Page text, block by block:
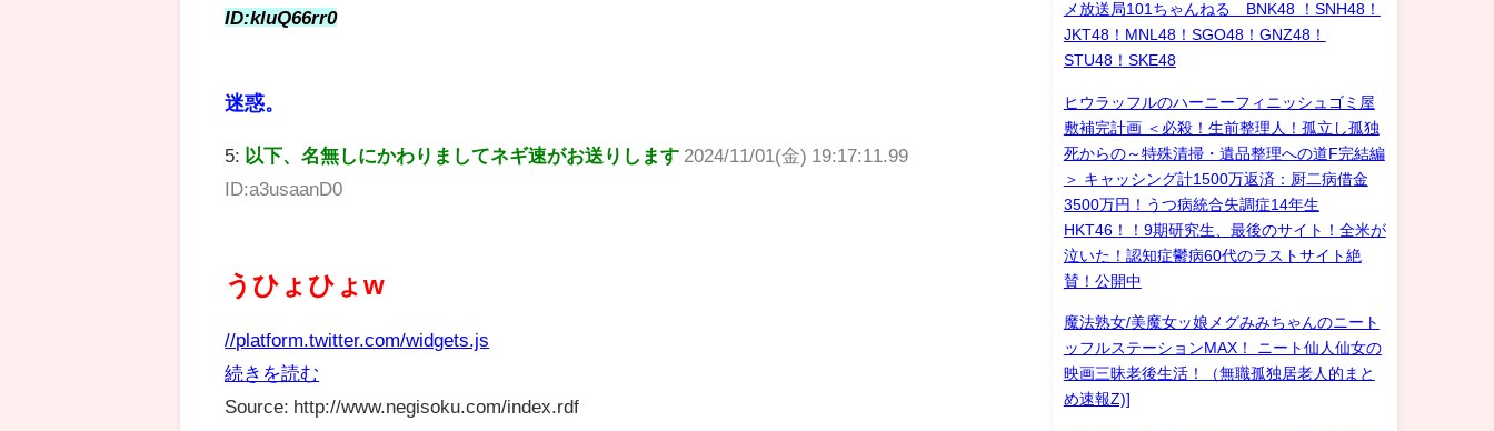
ID:kluQ66rr0
迷惑。
5: 以下、名無しにかわりましてネギ速がお送りします 2024/11/01(金) 19:17:11.99
ID:a3usaanD0
うひょひょw
//platform.twitter.com/widgets.js
続きを読む
Source: http://www.negisoku.com/index.rdf
メ放送局101ちゃんねる BNK48 ！SNH48！
JKT48！MNL48！SGO48！GNZ48！
STU48！SKE48
ヒウラッフルのハーニーフィニッシュゴミ屋
敷補完計画 ＜必殺！生前整理人！孤立し孤独
死からの～特殊清掃・遺品整理への道F完結編
＞ キャッシング計1500万返済：厨二病借金
3500万円！うつ病統合失調症14年生
HKT46！！9期研究生、最後のサイト！全米が
泣いた！認知症鬱病60代のラストサイト絶
賛！公開中
魔法熟女/美魔女ッ娘メグみみちゃんのニート
ッフルステーションMAX！ ニート仙人仙女の
映画三昧老後生活！（無職孤独居老人的まと
め速報Z)]